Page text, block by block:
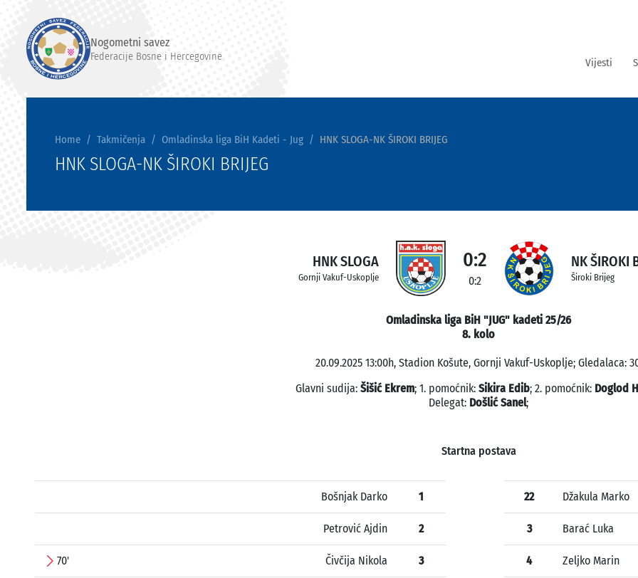
Nogometni savez
Federacije Bosne i Hercegovine Vijesti
Home Takmičenja Omladinska liga BiH Kadeti - Jug HNK SLOGA-NK ŠIROKI BRIJEG
HNK SLOGA-NK ŠIROKI BRIJEG
HNK SLOGA
Gornji Vakuf-Uskoplje
0:2
0:2
NK ŠIROKI
Široki Brijeg
Omladinska liga BiH "JUG" kadeti 25/26
8. kolo
20.09.2025 13:00h, Stadion Košute, Gornji Vakuf-Uskoplje; Gledalaca:
Glavni sudija: Šišić Ekrem; 1. pomoćnik: Sikira Edib; 2. pomoćnik: Doglod
Delegat: Došlić Sanel;
Startna postava
Bošnjak Darko 1
Petrović Ajdin 2
70' Čivčija Nikola 3
22 Džakula Marko
3 Barać Luka
4 Zeljko Marin